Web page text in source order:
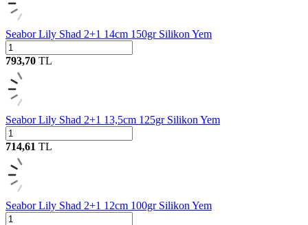
Seabor Lily Shad 2+1 14cm 150gr Silikon Yem
793,70 TL
Seabor Lily Shad 2+1 13,5cm 125gr Silikon Yem
714,61 TL
Seabor Lily Shad 2+1 12cm 100gr Silikon Yem